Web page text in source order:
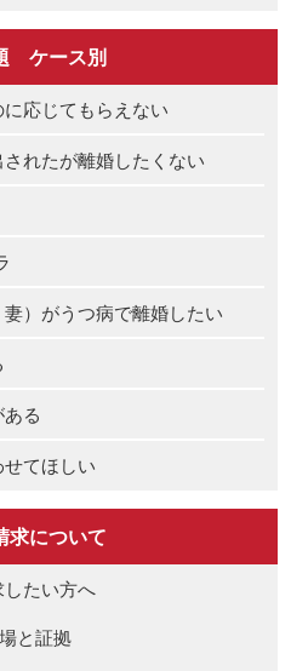
ケース別
応じてもらえない
れたが離婚したくない
）がうつ病で離婚したい
る
てほしい
求について
たい方へ
と証拠